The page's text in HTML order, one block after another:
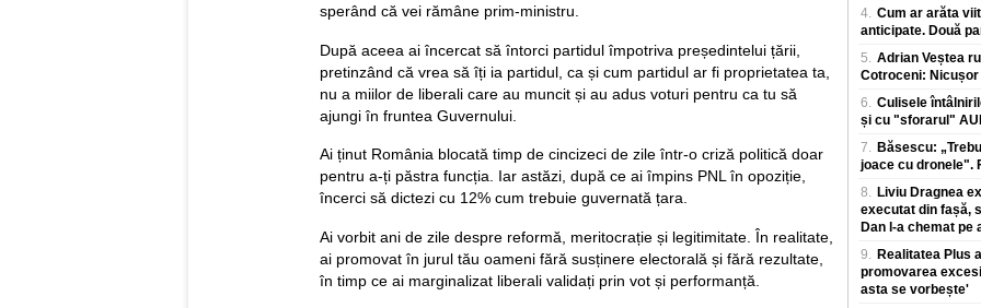
sperând că vei rămâne prim-ministru.
După aceea ai încercat să întorci partidul împotriva președintelui țării,
pretinzând că vrea să îți ia partidul, ca și cum partidul ar fi proprietatea ta,
nu a miilor de liberali care au muncit și au adus voturi pentru ca tu să
ajungi în fruntea Guvernului.
Ai ținut România blocată timp de cincizeci de zile într-o criză politică doar
pentru a-ți păstra funcția. Iar astăzi, după ce ai împins PNL în opoziție,
încerci să dictezi cu 12% cum trebuie guvernată țara.
Ai vorbit ani de zile despre reformă, meritocrație și legitimitate. În realitate,
ai promovat în jurul tău oameni fără susținere electorală și fără rezultate,
în timp ce ai marginalizat liberali validați prin vot și performanță.
4. Cum ar arăta
anticipate. Două
5. Adrian Veștea
Cotroceni: Nicușor
6. Culisele
și cu "sforarul"
7. Băsescu:
joace cu dronele".
8. Liviu Dragnea
executat din fașă,
Dan l-a chemat pe
9. Realitatea Plus
promovarea
asta se vorbește'